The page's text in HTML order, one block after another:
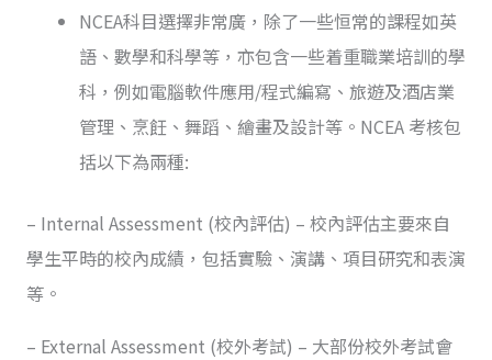
NCEA科目選擇非常廣，除了一些恒常的課程如英
語、數學和科學等，亦包含一些着重職業培訓的學
科，例如電腦軟件應用/程式編寫、旅遊及酒店業
管理、烹飪、舞蹈、繪畫及設計等。NCEA 考核包
括以下為兩種:
– Internal Assessment (校內評估) – 校內評估主要來自
學生平時的校內成績，包括實驗、演講、項目研究和表演
等。
– External Assessment (校外考試) – 大部份校外考試會